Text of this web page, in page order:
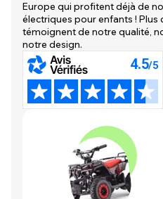
Europe qui profitent déjà de
électriques pour enfants ! Plus
témoignent de notre qualité,
notre design.